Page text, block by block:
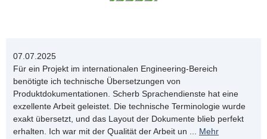
07.07.2025
Für ein Projekt im internationalen Engineering-Bereich
benötigte ich technische Übersetzungen von
Produktdokumentationen. Scherb Sprachendienste hat eine
exzellente Arbeit geleistet. Die technische Terminologie wurde
exakt übersetzt, und das Layout der Dokumente blieb perfekt
erhalten. Ich war mit der Qualität der Arbeit un
Mehr